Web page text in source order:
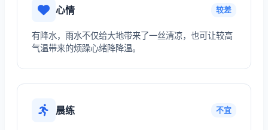
心情 较差
有降水，雨水不仅给大地带来了一丝清凉，也可让较高
气温带来的烦躁心绪降降温。
晨练 不宜